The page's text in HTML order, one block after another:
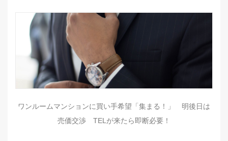
ワンルームマンションに買い手希望「集まる！」 明後日は
売価交渉 TELが来たら即断必要！